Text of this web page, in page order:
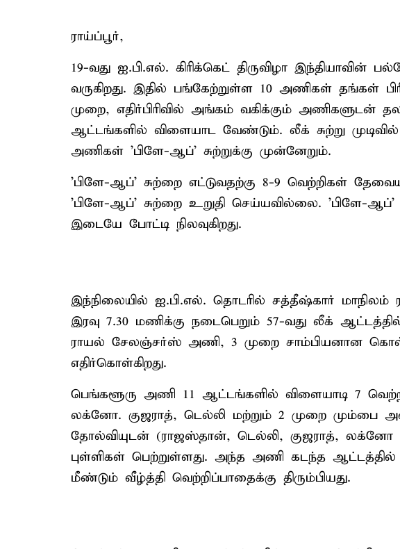
ராய்ப்பூர்,
19-வது ஐ.பி.எல். கிரிக்கெட் திருவிழா இந்தியாவின்
வருகிறது. இதில் பங்கேற்றுள்ள 10 அணிகள் தங்கள்
முறை, எதிர்பிரிவில் அங்கம் வகிக்கும்
ஆட்டங்களில் விளையாட வேண்டும். லீக் சுற்று
அணிகள் 'பிளே-ஆப்' சுற்றுக்கு முன்னேறும்.
'பிளே-ஆப்' சுற்றை எட்டுவதற்கு 8-9 வெற்றிகள்
'பிளே-ஆப்' சுற்றை உறுதி செய்யவில்லை. 'பிளே-
இடையே போட்டி நிலவுகிறது.
இந்நிலையில் ஐ.பி.எல். தொடரில் சத்தீஷ்கார் மாநிலம்
இரவு 7.30 மணிக்கு நடைபெறும் 57-வது லீக்
ராயல் சேலஞ்சர்ஸ் அணி, 3 முறை சாம்பியனான
எதிர்கொள்கிறது.
பெங்களூரு அணி 11 ஆட்டங்களில் விளையாடி 7
லக்னோ. குஜராத், டெல்லி மற்றும் 2 முறை மும்பை
தோல்வியுடன் (ராஜஸ்தான், டெல்லி, குஜராத், லக்னோ
புள்ளிகள் பெற்றுள்ளது. அந்த அணி கடந்த
மீண்டும் வீழ்த்தி வெற்றிப்பாதைக்கு திரும்பியது.